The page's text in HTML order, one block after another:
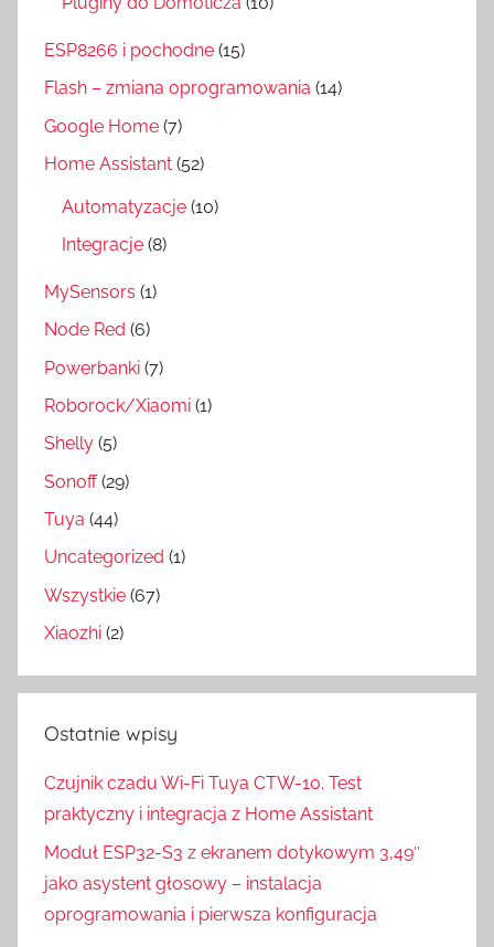
ESP8266 i pochodne (15)
Flash – zmiana oprogramowania (14)
Google Home (7)
Home Assistant (52)
Automatyzacje (10)
Integracje (8)
MySensors (1)
Node Red (6)
Powerbanki (7)
Roborock/Xiaomi (1)
Shelly (5)
Sonoff(29)
Tuya (44)
Uncategorized (1)
Wszystkie (67)
Xiaozhi (2)
Ostatnie wpisy
Czujnik czadu Wi-Fi Tuya CTW-10. Test
praktyczny i integracja z Home Assistant
Moduł ESP32-S3 z ekranem dotykowym 3,49″
jako asystent głosowy – instalacja
oprogramowania i pierwsza konfiguracja